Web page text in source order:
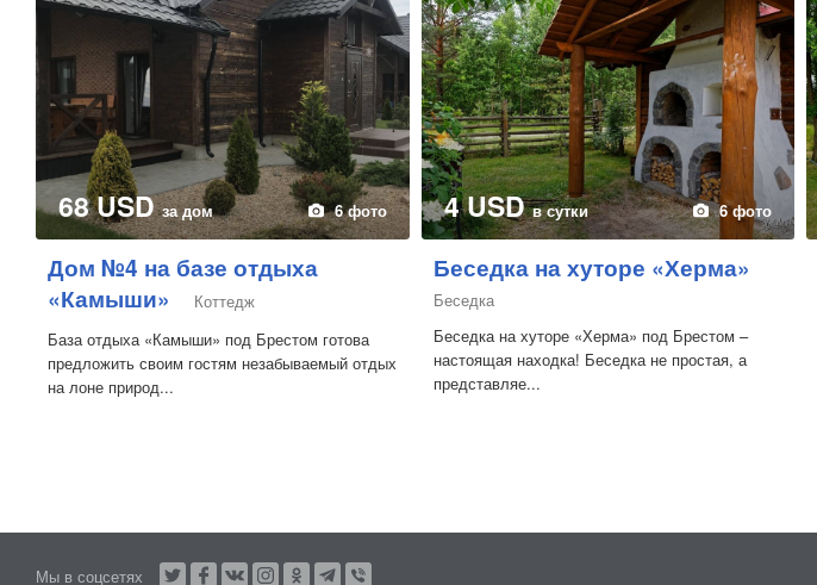
68 USDза дом 6 фото
Дом №4 на базе отдыха
«Камыши»
Коттедж
База отдыха «Камыши» под Брестом готова
предложить своим гостям незабываемый отдых
на лоне природ...
4 USDв сутки 6 фото
Беседка на хуторе «Херма»
Беседка
Беседка на хуторе «Херма» под Брестом –
настоящая находка! Беседка не простая, а
представляе...
Мы в соцсетях